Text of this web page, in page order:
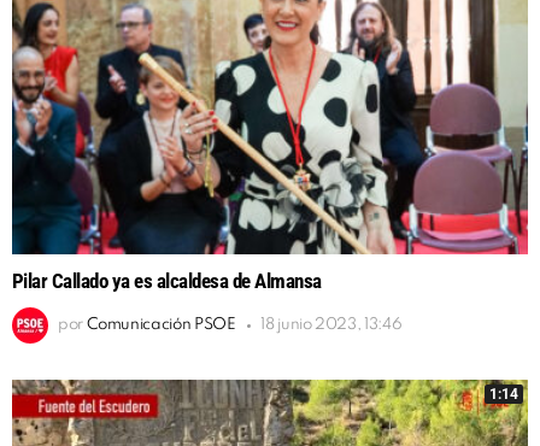
Pilar Callado ya es alcaldesa de Almansa
por Comunicación PSOE 18 junio 2023, 13:46
1:14